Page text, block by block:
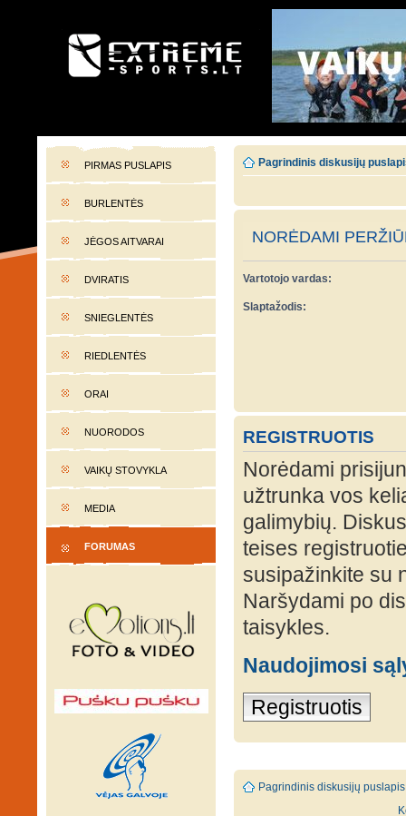
EXTREME-SPORTS.LT
PIRMAS PUSLAPIS
BURLENTĖS
JĖGOS AITVARAI
DVIRATIS
SNIEGLENTĖS
RIEDLENTĖS
ORAI
NUORODOS
VAIKŲ STOVYKLA
MEDIA
FORUMAS
Pagrindinis diskusijų
NORĖDAMI
Vartotojo vardas:
Slaptažodis:
REGISTRUOTIS
Norėdami
užtrunka vos
galimybių.
teises
susipažinkite su
Naršydami po
taisykles.
Naudojimosi
Registruotis
Pagrindinis diskusijų puslapis